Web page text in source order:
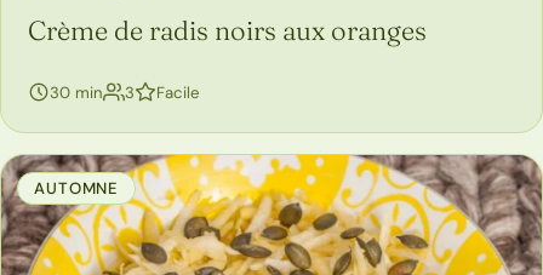
Crème de radis noirs aux oranges
30 min 3personnes
Facile
AUTOMNE